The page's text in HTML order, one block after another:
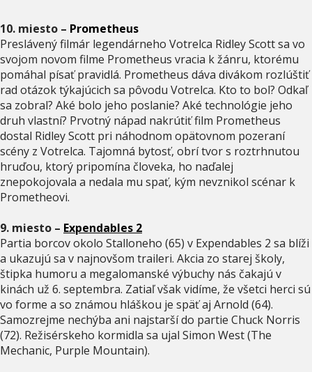
10. miesto – Prometheus
Preslávený filmár legendárneho Votrelca Ridley Scott sa vo
svojom novom filme Prometheus vracia k žánru, ktorému
pomáhal písať pravidlá. Prometheus dáva divákom rozlúštiť
rad otázok týkajúcich sa pôvodu Votrelca. Kto to bol? Odkaľ
sa zobral? Aké bolo jeho poslanie? Aké technológie jeho
druh vlastní? Prvotný nápad nakrútiť film Prometheus
dostal Ridley Scott pri náhodnom opätovnom pozeraní
scény z Votrelca. Tajomná bytosť, obrí tvor s roztrhnutou
hruďou, ktorý pripomína človeka, ho naďalej
znepokojovala a nedala mu spať, kým nevznikol scénar k
Prometheovi.
9. miesto – Expendables 2
Partia borcov okolo Stalloneho (65) v Expendables 2 sa blíži
a ukazujú sa v najnovšom traileri. Akcia zo starej školy,
štipka humoru a megalomanské výbuchy nás čakajú v
kinách už 6. septembra. Zatiaľ však vidíme, že všetci herci sú
vo forme a so známou hláškou je späť aj Arnold (64).
Samozrejme nechýba ani najstarší do partie Chuck Norris
(72). Režisérskeho kormidla sa ujal Simon West (The
Mechanic, Purple Mountain).